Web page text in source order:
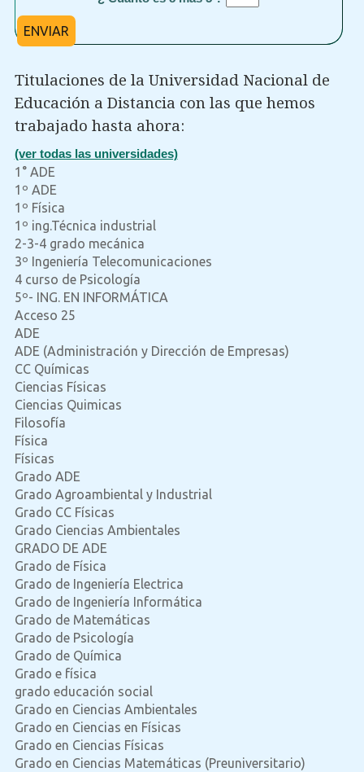
ENVIAR
Titulaciones de la Universidad Nacional de
Educación a Distancia con las que hemos
trabajado hasta ahora:
(ver todas las universidades)
1° ADE
1º ADE
1º Física
1º ing.Técnica industrial
2-3-4 grado mecánica
3º Ingeniería Telecomunicaciones
4 curso de Psicología
5º- ING. EN INFORMÁTICA
Acceso 25
ADE
ADE (Administración y Dirección de Empresas)
CC Químicas
Ciencias Físicas
Ciencias Quimicas
Filosofía
Física
Físicas
Grado ADE
Grado Agroambiental y Industrial
Grado CC Físicas
Grado Ciencias Ambientales
GRADO DE ADE
Grado de Física
Grado de Ingeniería Electrica
Grado de Ingeniería Informática
Grado de Matemáticas
Grado de Psicología
Grado de Química
Grado e física
grado educación social
Grado en Ciencias Ambientales
Grado en Ciencias en Físicas
Grado en Ciencias Físicas
Grado en Ciencias Matemáticas (Preuniversitario)